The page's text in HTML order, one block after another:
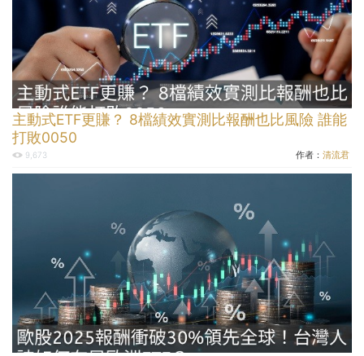
主動式ETF更賺？ 8檔績效實測比報酬也比風險 誰能
打敗0050
9,673 作者： 清流君